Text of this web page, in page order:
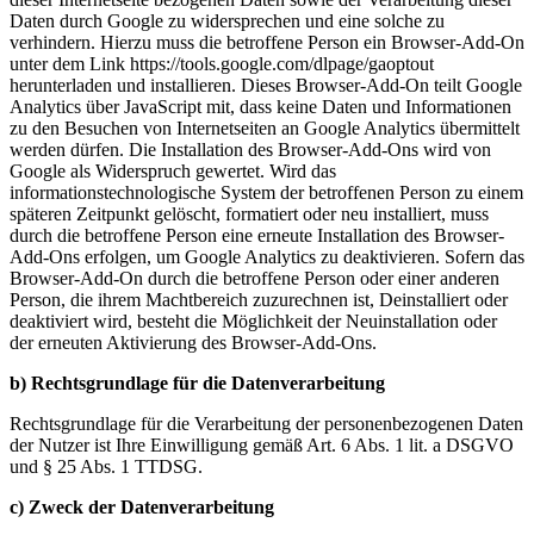
Daten durch Google zu widersprechen und eine solche zu
verhindern. Hierzu muss die betroffene Person ein Browser-Add-On
unter dem Link https://tools.google.com/dlpage/gaoptout
herunterladen und installieren. Dieses Browser-Add-On teilt Google
Analytics über JavaScript mit, dass keine Daten und Informationen
zu den Besuchen von Internetseiten an Google Analytics übermittelt
werden dürfen. Die Installation des Browser-Add-Ons wird von
Google als Widerspruch gewertet. Wird das
informationstechnologische System der betroffenen Person zu einem
späteren Zeitpunkt gelöscht, formatiert oder neu installiert, muss
durch die betroffene Person eine erneute Installation des Browser-
Add-Ons erfolgen, um Google Analytics zu deaktivieren. Sofern das
Browser-Add-On durch die betroffene Person oder einer anderen
Person, die ihrem Machtbereich zuzurechnen ist, Deinstalliert oder
deaktiviert wird, besteht die Möglichkeit der Neuinstallation oder
der erneuten Aktivierung des Browser-Add-Ons.
b) Rechtsgrundlage für die Datenverarbeitung
Rechtsgrundlage für die Verarbeitung der personenbezogenen Daten
der Nutzer ist Ihre Einwilligung gemäß Art. 6 Abs. 1 lit. a DSGVO
und § 25 Abs. 1 TTDSG.
c) Zweck der Datenverarbeitung